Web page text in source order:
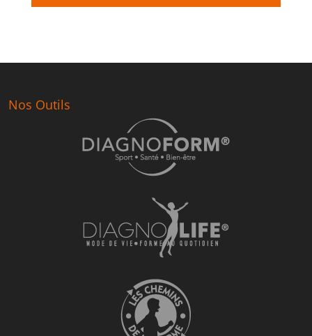
Nos Outils